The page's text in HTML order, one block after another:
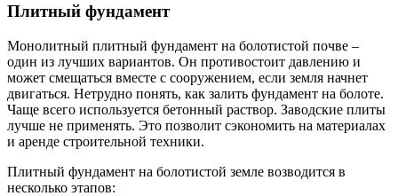
Плитный фундамент
Монолитный плитный фундамент на болотистой почве –
один из лучших вариантов. Он противостоит давлению и
может смещаться вместе с сооружением, если земля начнет
двигаться. Нетрудно понять, как залить фундамент на болоте.
Чаще всего используется бетонный раствор. Заводские плиты
лучше не применять. Это позволит сэкономить на материалах
и аренде строительной техники.
Плитный фундамент на болотистой земле возводится в
несколько этапов: